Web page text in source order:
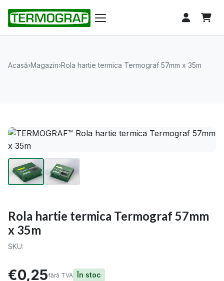
Acasă›Magazin›Rola hartie termica Termograf 57mm x 35m
Rola hartie termica Termograf 57mm
x 35m
SKU:
€0,25fără TVA În stoc